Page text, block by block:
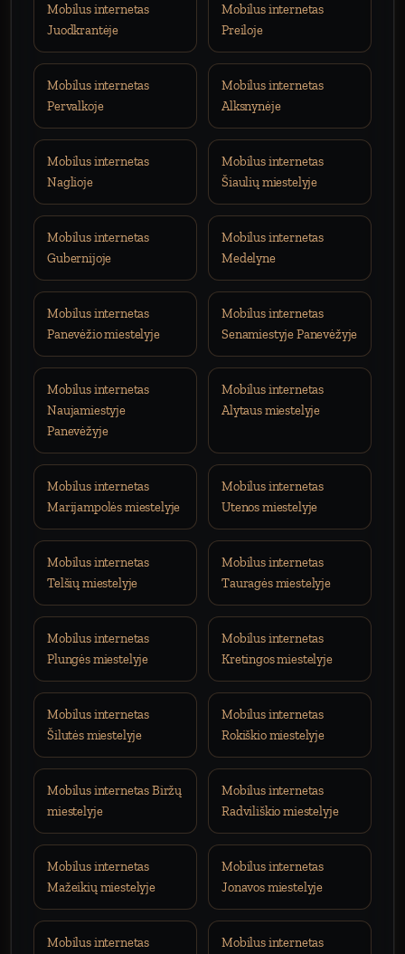
Mobilus internetas
Juodkrantėje
Mobilus internetas
Preiloje
Mobilus internetas
Pervalkoje
Mobilus internetas
Alksnynėje
Mobilus internetas
Naglioje
Mobilus internetas
Šiaulių miestelyje
Mobilus internetas
Gubernijoje
Mobilus internetas
Medelyne
Mobilus internetas
Panevėžio miestelyje
Mobilus internetas
Senamiestyje Panevėžyje
Mobilus internetas
Naujamiestyje
Panevėžyje
Mobilus internetas
Alytaus miestelyje
Mobilus internetas
Marijampolės miestelyje
Mobilus internetas
Utenos miestelyje
Mobilus internetas
Telšių miestelyje
Mobilus internetas
Tauragės miestelyje
Mobilus internetas
Plungės miestelyje
Mobilus internetas
Kretingos miestelyje
Mobilus internetas
Šilutės miestelyje
Mobilus internetas
Rokiškio miestelyje
Mobilus internetas Biržų
miestelyje
Mobilus internetas
Radviliškio miestelyje
Mobilus internetas
Mažeikių miestelyje
Mobilus internetas
Jonavos miestelyje
Mobilus internetas
Mobilus internetas